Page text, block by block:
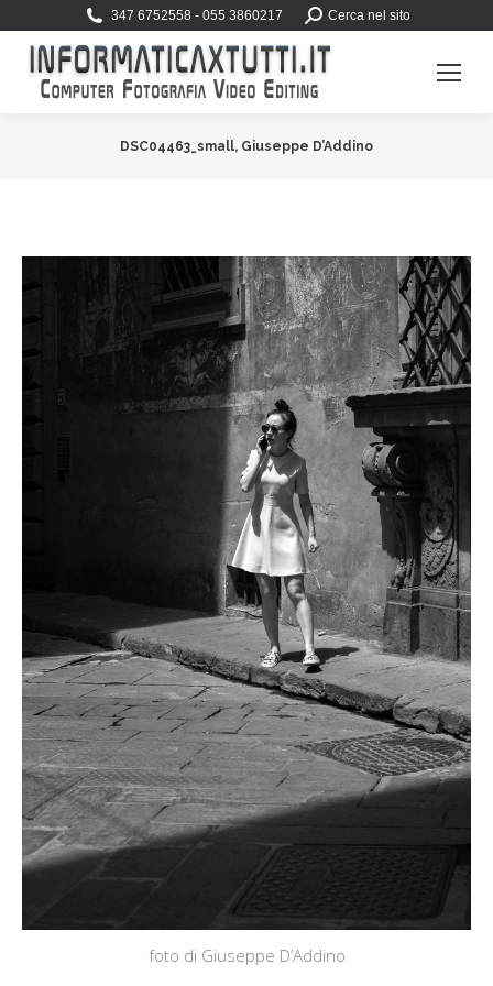
347 6752558 - 055 3860217 Search:Cerca nel sito
DSC04463_small, Giuseppe D’Addino
foto di Giuseppe D’Addino